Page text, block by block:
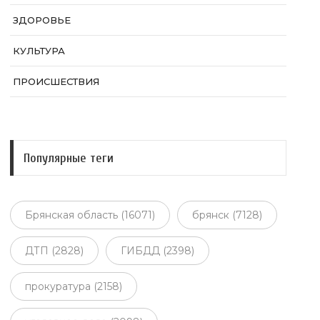
ЗДОРОВЬЕ
КУЛЬТУРА
ПРОИСШЕСТВИЯ
Популярные теги
Брянская область (16071) брянск (7128)
ДТП (2828) ГИБДД (2398)
прокуратура (2158)